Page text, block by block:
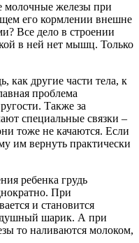
молочные железы при
его кормлении внешне
Все дело в строении
в ней нет мышц. Только
как другие части тела, к
проблема
Также за
специальные связки –
тоже не качаются. Если
им вернуть практически
ребенка грудь
При
и становится
шарик. А при
то наливаются молоком,